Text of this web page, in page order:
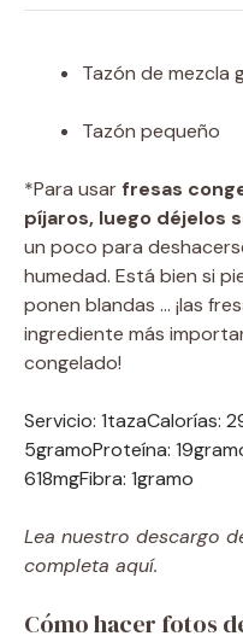
Tazón de mezcla
Tazón pequeño
*Para usar fresas
píjaros, luego déjelos
un poco para
humedad. Está bien si
ponen blandas … ¡las
ingrediente más
congelado!
Servicio: 1tazaCalorías:
5gramoProteína: 19
618mgFibra: 1gramo
Lea nuestro descargo
completa aquí.
Cómo hacer fotos